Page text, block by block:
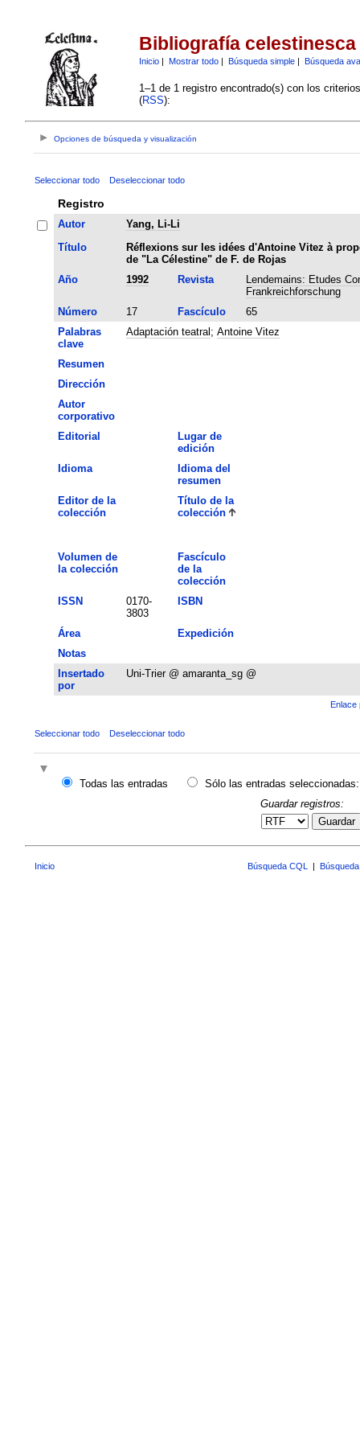
Bibliografía celestinesca
Inicio| Mostrar todo| Búsqueda simple| Búsqueda
1–1 de 1 registro encontrado(s) con los
(RSS):
Opciones de búsqueda y visualización
Seleccionar todo Deseleccionar todo
Registro
Autor
Yang, Li-Li
Título
Réflexions sur les idées d'Antoine Vitez à
de "La Célestine" de F. de Rojas
Año
1992 Revista
Lendemains: Etudes
Frankreichforschung
Número
17 Fascículo
65
Palabras
clave
Adaptación teatral ; Antoine Vitez
Resumen
Dirección
Autor
corporativo
Editorial
Lugar de
edición
Idioma
Idioma del
resumen
Editor de la
colección
Título de la
colección
Volumen de
la colección
Fascículo
de la
colección
ISSN
0170-
3803
ISBN
Área
Expedición
Notas
Insertado
por
Uni-Trier @ amaranta_sg @
Enlace
Seleccionar todo Deseleccionar todo
Todas las entradas
Sólo las entradas seleccionadas:
Guardar registros:
Guardar
Inicio Búsqueda CQL